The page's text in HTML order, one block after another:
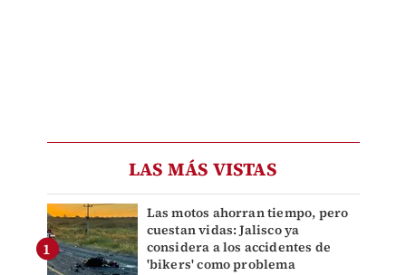
LAS MÁS VISTAS
Las motos ahorran tiempo, pero
cuestan vidas: Jalisco ya
considera a los accidentes de
'bikers' como problema